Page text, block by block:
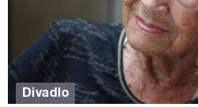
Divadlo